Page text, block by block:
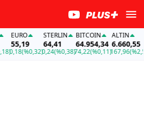
EURO
55,19
0,18(%0,32)
STERLIN
64,41
0,24(%0,38)
BITCOIN
64.954,34
74,22(%0,11)
ALTIN
6.660,55
167,96(%2,59)